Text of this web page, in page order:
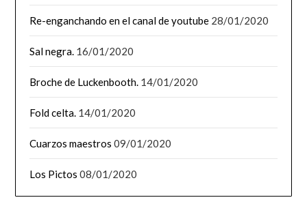
Re-enganchando en el canal de youtube 28/01/2020
Sal negra. 16/01/2020
Broche de Luckenbooth. 14/01/2020
Fold celta. 14/01/2020
Cuarzos maestros 09/01/2020
Los Pictos 08/01/2020